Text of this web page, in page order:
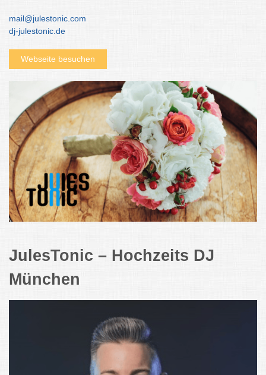
mail@julestonic.com
dj-julestonic.de
Webseite besuchen
JulesTonic – Hochzeits DJ
München